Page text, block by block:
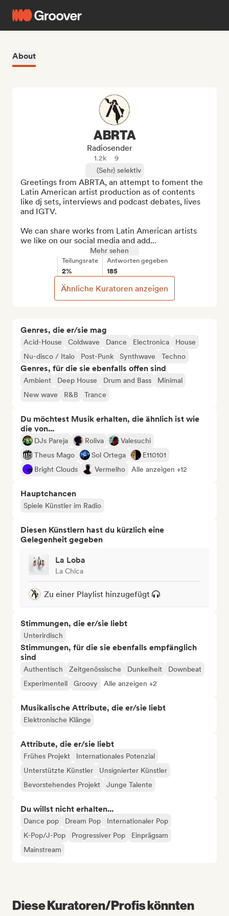
About
Genres, die er/sie mag
Acid-House Coldwave Dance Electronica
House
Nu-disco / Italo
Post-Punk Synthwave Techno
Genres, für die sie ebenfalls offen sind
Ambient Deep House Drum and Bass
Minimal
New wave
R&B Trance
Du möchtest Musik erhalten, die ähnlich ist wie
die von...
DJs Pareja Roliva
Valesuchi
Theus Mago
Sol Ortega
E110101
Bright Clouds
Vermelho Alle anzeigen +12
Hauptchancen
Spiele Künstler im Radio
Diesen Künstlern hast du kürzlich eine
Gelegenheit gegeben
La Loba
La Chica
Zu einer Playlist hinzugefügt
Stimmungen, die er/sie liebt
Unterirdisch
Stimmungen, für die sie ebenfalls empfänglich
sind
Authentisch Zeitgenössische Dunkelheit
Downbeat
Experimentell
Groovy Alle anzeigen +2
Musikalische Attribute, die er/sie liebt
Elektronische Klänge
Attribute, die er/sie liebt
Frühes Projekt
Internationales Potenzial
Unterstützte Künstler
Unsignierter Künstler
Bevorstehendes Projekt
Junge Talente
Du willst nicht erhalten...
Dance pop Dream Pop
Internationaler Pop
K-Pop/J-Pop
Progressiver Pop
Einprägsam
Mainstream
ABRTA
Radiosender
1.2k
9
(Sehr) selektiv
Greetings from ABRTA, an attempt to foment the
Latin American artist production as of contents
like dj sets, interviews and podcast debates, lives
and IGTV.
We can share works from Latin American artists
we like on our social media and add...
Mehr sehen
Teilungsrate
2%
Antworten gegeben
185
Ähnliche Kuratoren anzeigen
Diese Kuratoren/Profis könnten